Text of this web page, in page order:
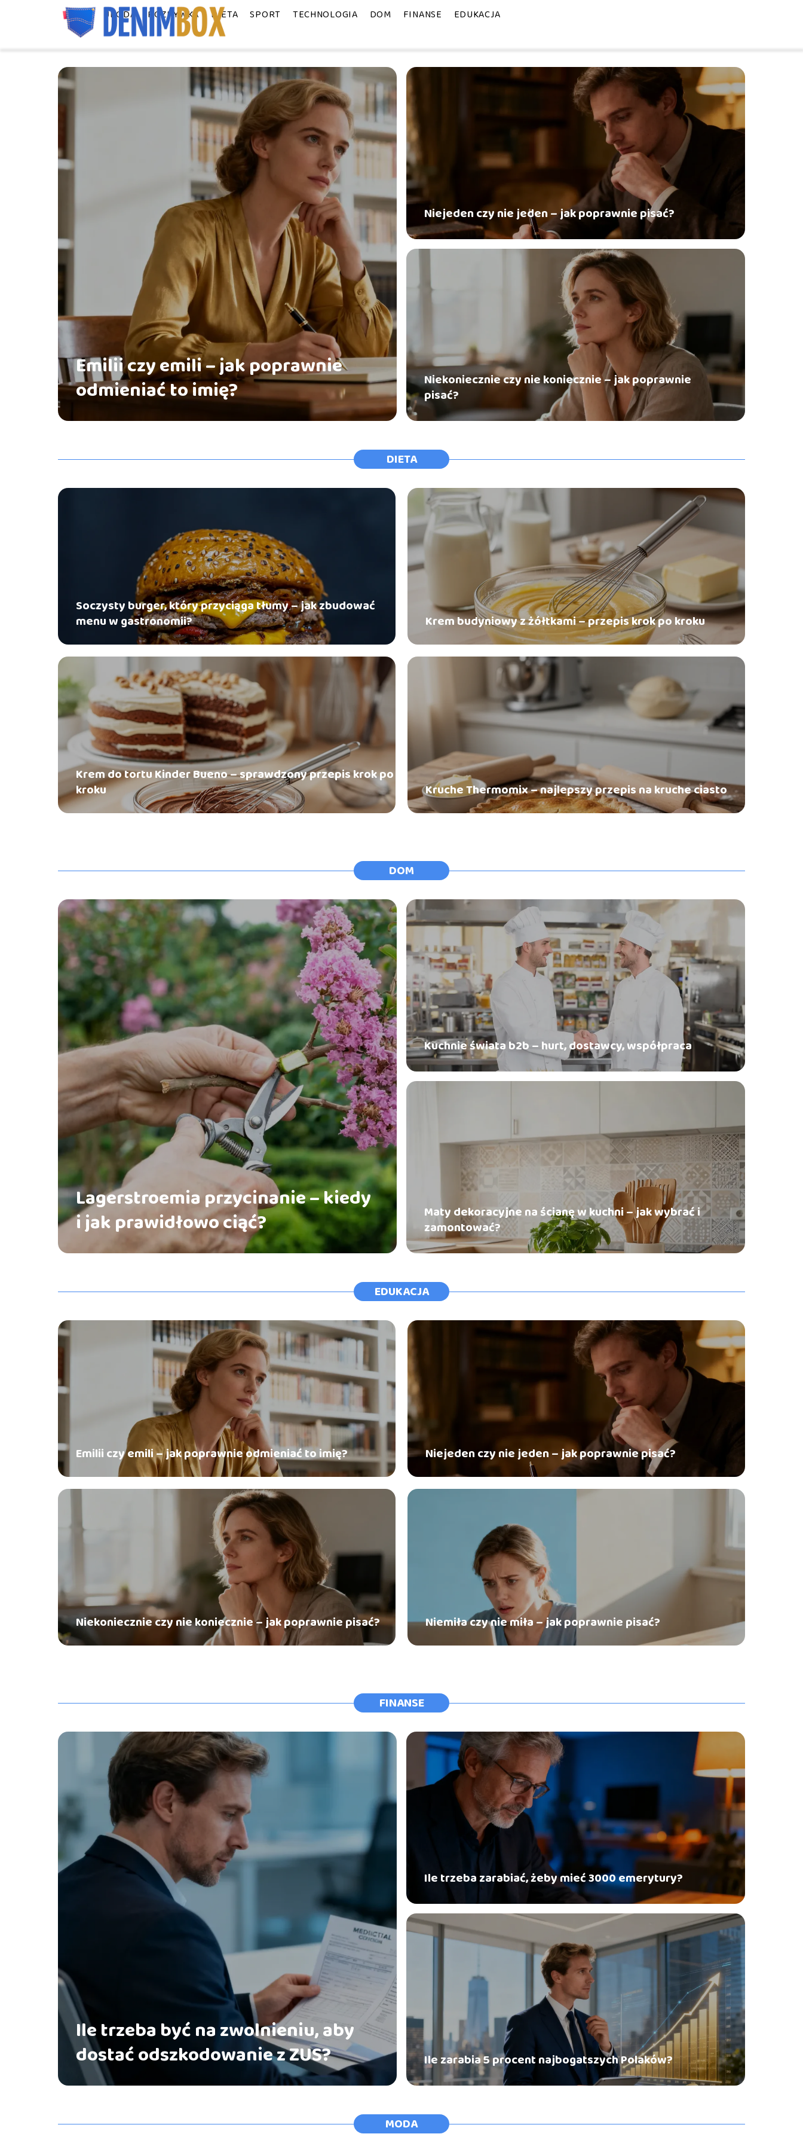
MODA URODA ROZRYWKA DIETA SPORT TECHNOLOGIA DOM FINANSE EDUKACJA
Emilii czy emili – jak poprawnie
odmieniać to imię?
Niejeden czy nie jeden – jak poprawnie pisać?
Niekoniecznie czy nie koniecznie – jak poprawnie
pisać?
DIETA
Soczysty burger, który przyciąga tłumy – jak zbudować
menu w gastronomii?
Krem budyniowy z żółtkami – przepis krok po kroku
Krem do tortu Kinder Bueno – sprawdzony przepis krok po
kroku
Kruche Thermomix – najlepszy przepis na kruche ciasto
DOM
Lagerstroemia przycinanie – kiedy
i jak prawidłowo ciąć?
Kuchnie świata b2b – hurt, dostawcy, współpraca
Maty dekoracyjne na ścianę w kuchni – jak wybrać i
zamontować?
EDUKACJA
Emilii czy emili – jak poprawnie odmieniać to imię? Niejeden czy nie jeden – jak poprawnie pisać?
Niekoniecznie czy nie koniecznie – jak poprawnie pisać? Niemiła czy nie miła – jak poprawnie pisać?
FINANSE
Ile trzeba być na zwolnieniu, aby
dostać odszkodowanie z ZUS?
Ile trzeba zarabiać, żeby mieć 3000 emerytury?
Ile zarabia 5 procent najbogatszych Polaków?
MODA